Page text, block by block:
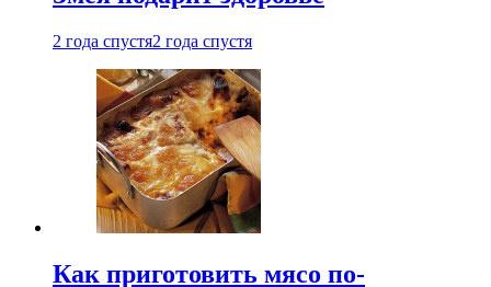
2 года спустя2 года спустя
Как приготовить мясо по-